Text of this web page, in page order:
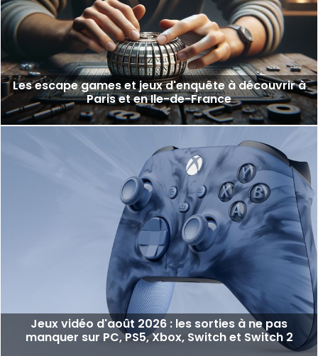
Les escape games et jeux d'enquête à découvrir à
Paris et en Ile-de-France
Jeux vidéo d'août 2026 : les sorties à ne pas
manquer sur PC, PS5, Xbox, Switch et Switch 2